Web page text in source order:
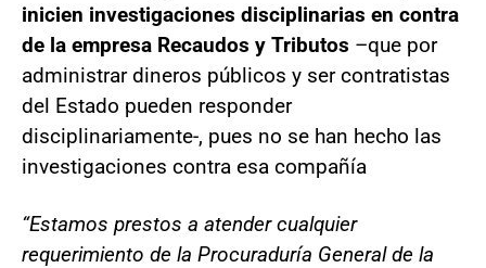
inicien investigaciones disciplinarias en contra
de la empresa Recaudos y Tributos –que por
administrar dineros públicos y ser contratistas
del Estado pueden responder
disciplinariamente-, pues no se han hecho las
investigaciones contra esa compañía
“Estamos prestos a atender cualquier
requerimiento de la Procuraduría General de la